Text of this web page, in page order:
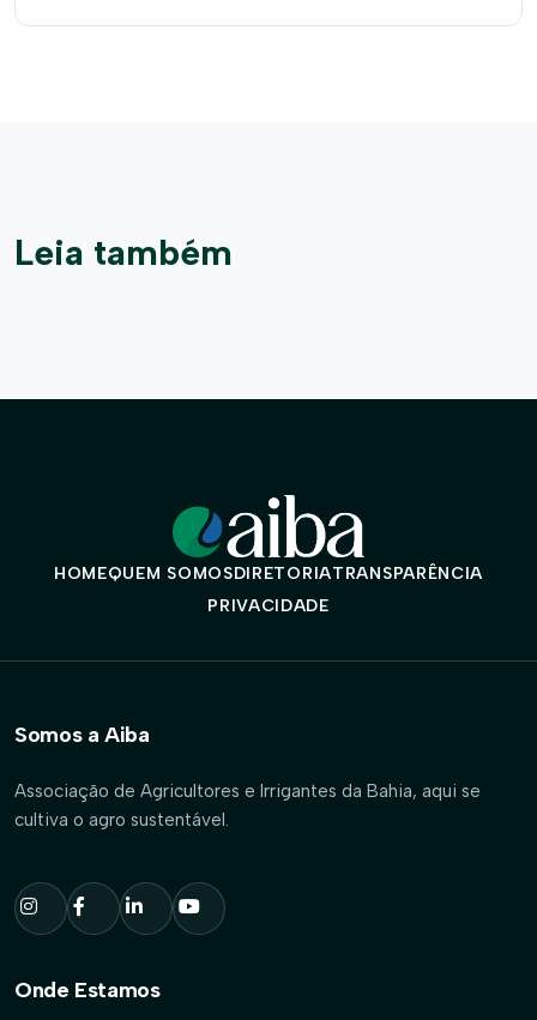
Leia também
HOMEQUEM SOMOSDIRETORIATRANSPARÊNCIA
PRIVACIDADE
Somos a Aiba
Associação de Agricultores e Irrigantes da Bahia, aqui se
cultiva o agro sustentável.
Onde Estamos